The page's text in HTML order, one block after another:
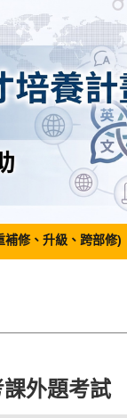
補修、升級、跨部修)
外題考試